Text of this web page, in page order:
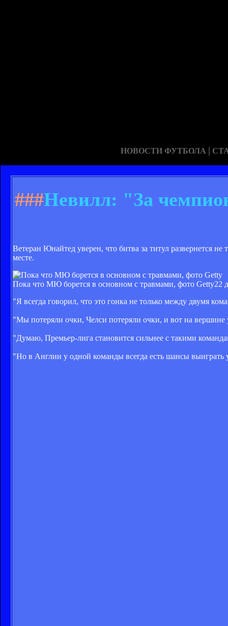
НОВОСТИ ФУТБОЛА |
###Невилл: "За
Ветеран Юнайтед уверен, что битва за титул развернется
месте.
Пока что МЮ борется в основном с травмами, фото Getty22
"Я всегда говорил, что это гонка не только между двумя
"Мы потеряли очки, Челси потеряли очки, и вот на вершине
"Думаю, Премьер-лига становится сильнее с такими
"Но в Англии у одной команды всегда есть шансы выиграть